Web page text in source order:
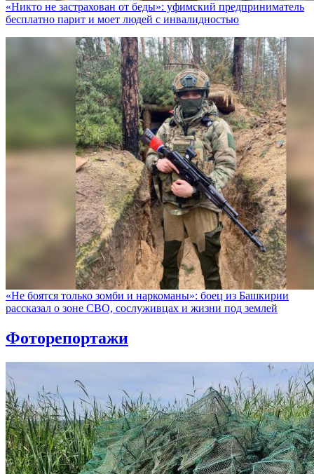
«Никто не заcтрахован от беды»: уфимский предприниматель
бесплатно парит и моет людей с инвалидностью
«Не боятся только зомби и наркоманы»: боец из Башкирии
рассказал о зоне СВО, сослуживцах и жизни под землей
Фоторепортажи